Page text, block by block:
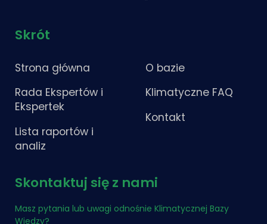
Skrót
Strona główna
Rada Ekspertów i
Ekspertek
Lista raportów i
analiz
O bazie
Klimatyczne FAQ
Kontakt
Skontaktuj się z nami
Masz pytania lub uwagi odnośnie Klimatycznej Bazy
Wiedzy?